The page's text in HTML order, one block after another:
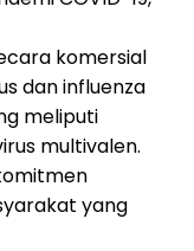
komersial
dan influenza
meliputi
multivalen.
yang